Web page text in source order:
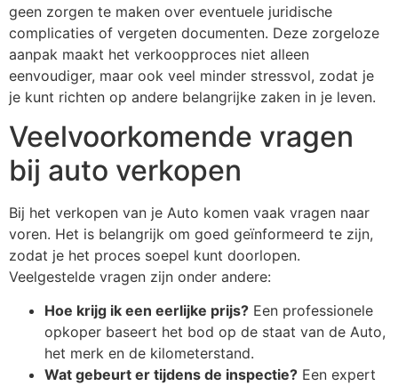
geen zorgen te maken over eventuele juridische
complicaties of vergeten documenten. Deze zorgeloze
aanpak maakt het verkoopproces niet alleen
eenvoudiger, maar ook veel minder stressvol, zodat je
je kunt richten op andere belangrijke zaken in je leven.
Veelvoorkomende vragen
bij auto verkopen
Bij het verkopen van je Auto komen vaak vragen naar
voren. Het is belangrijk om goed geïnformeerd te zijn,
zodat je het proces soepel kunt doorlopen.
Veelgestelde vragen zijn onder andere:
Hoe krijg ik een eerlijke prijs? Een professionele
opkoper baseert het bod op de staat van de Auto,
het merk en de kilometerstand.
Wat gebeurt er tijdens de inspectie? Een expert